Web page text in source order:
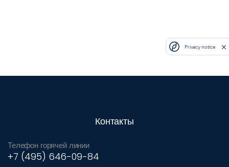
Контакты
Телефон горячей линии
+7 (495) 646-09-84
Privacy notice